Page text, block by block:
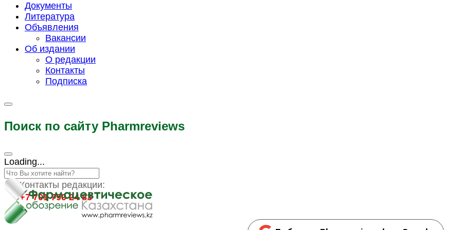
Документы
Литература
Объявления
Вакансии
Об издании
О редакции
Контакты
Подписка
Поиск по сайту Pharmreviews
Loading...
Контакты редакции:
+7 701 799 24 83